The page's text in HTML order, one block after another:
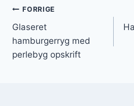
Indlægsnavigation
FORRIGE
Glaseret
hamburgerryg med
perlebyg opskrift